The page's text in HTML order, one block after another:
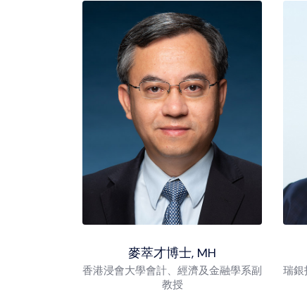
麥萃才博士, MH
香港浸會大學會計、經濟及金融學系副
教授
瑞銀